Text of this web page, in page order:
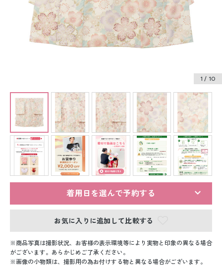
卒業式袴レンタル
産着レンタル
ジュニア着物レンタル
ジュニア洋装レンタル
ベビー洋装レンタル
紋付袴レンタル
男性礼装レンタル
スーツレンタル
1 / 10
着用日を選んで予約する
お気に入りに追加して比較する
商品写真は撮影状況、お客様の表示環境等により実物と印象の異なる場合
がございます。あらかじめご了承ください。
画像の小物類は、撮影用の為お付けする物と異なる場合がございます。